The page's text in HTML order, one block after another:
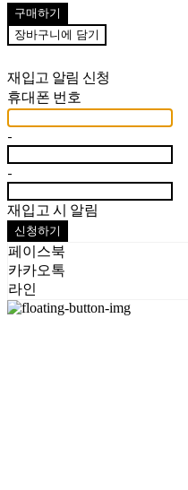
구매하기
장바구니에 담기
재입고 알림 신청
휴대폰 번호
-
-
재입고 시 알림
신청하기
페이스북
카카오톡
라인